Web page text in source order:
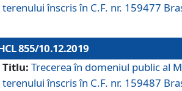
terenului înscris în C.F. nr. 159477
855/10.12.2019
Titlu: Trecerea în domeniul public al
terenului înscris în C.F. nr. 159487